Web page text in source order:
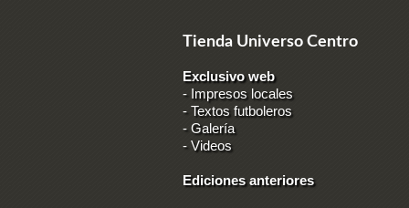
Tienda Universo Centro
Exclusivo web
- Impresos locales
- Textos futboleros
-Galería
-Videos
Ediciones anteriores